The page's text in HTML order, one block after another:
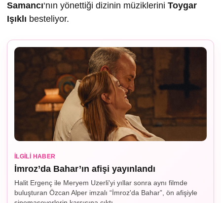
Samancı‘nın yönettiği dizinin müziklerini Toygar
Işıklı besteliyor.
İLGILI HABER
İmroz’da Bahar’ın afişi yayınlandı
Halit Ergenç ile Meryem Uzerli'yi yıllar sonra aynı filmde
buluşturan Özcan Alper imzalı “İmroz'da Bahar”, ön afişiyle